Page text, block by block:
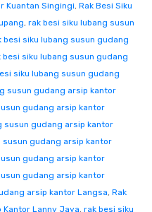
Kuantan Singingi, Rak Besi Siku
, rak besi siku lubang susun
besi siku lubang susun gudang
besi siku lubang susun gudang
siku lubang susun gudang
susun gudang arsip kantor
gudang arsip kantor
susun gudang arsip kantor
susun gudang arsip kantor
gudang arsip kantor
gudang arsip kantor
arsip kantor Langsa, Rak
Kantor Lanny Jaya, rak besi siku